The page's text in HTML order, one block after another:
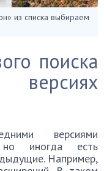
из списка выбираем
поиска
версиями
но иногда есть
Например,